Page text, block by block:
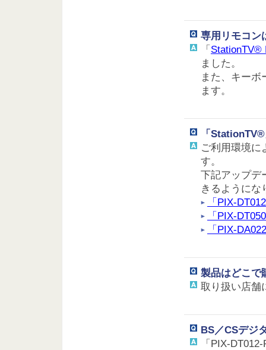
専用リモコン
「 StationTV®
ました。
また、キーボ
ます。
「
ご利用環境に
す。
下記アップデ
きるようにな
「PIX-
「PIX-
「PIX-
製品はどこで
取り扱い店舗
BS／CSデジ
「PIX-